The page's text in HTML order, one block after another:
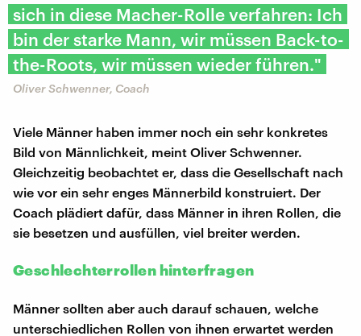
sich in diese Macher-Rolle verfahren: Ich
bin der starke Mann, wir müssen Back-to-
the-Roots, wir müssen wieder führen."
Oliver Schwenner, Coach
Viele Männer haben immer noch ein sehr konkretes
Bild von Männlichkeit, meint Oliver Schwenner.
Gleichzeitig beobachtet er, dass die Gesellschaft nach
wie vor ein sehr enges Männerbild konstruiert. Der
Coach plädiert dafür, dass Männer in ihren Rollen, die
sie besetzen und ausfüllen, viel breiter werden.
Geschlechterrollen hinterfragen
Männer sollten aber auch darauf schauen, welche
unterschiedlichen Rollen von ihnen erwartet werden